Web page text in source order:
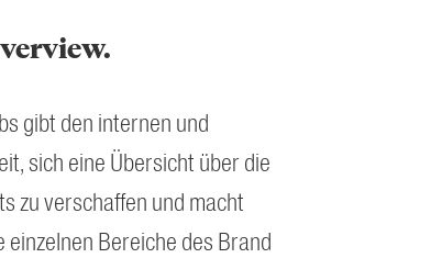
gibt den internen und
sich eine Übersicht über die
zu verschaffen und macht
einzelnen Bereiche des Brand